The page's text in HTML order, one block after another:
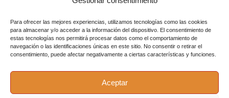
Para ofrecer las mejores experiencias, utilizamos tecnologías como las cookies
para almacenar y/o acceder a la información del dispositivo. El consentimiento de
estas tecnologías nos permitirá procesar datos como el comportamiento de
navegación o las identificaciones únicas en este sitio. No consentir o retirar el
consentimiento, puede afectar negativamente a ciertas características y funciones.
Aceptar
Política de privacidad|